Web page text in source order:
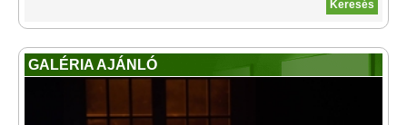
GALÉRIA AJÁNLÓ